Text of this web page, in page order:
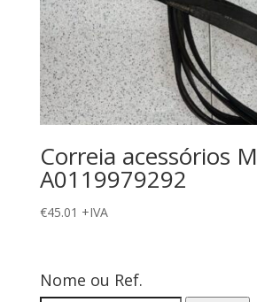
Correia acessórios
A0119979292
€45.01 +IVA
Nome ou Ref.